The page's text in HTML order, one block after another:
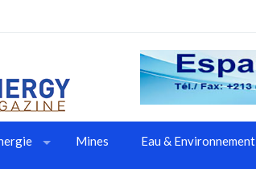
Mines Eau & Environnement